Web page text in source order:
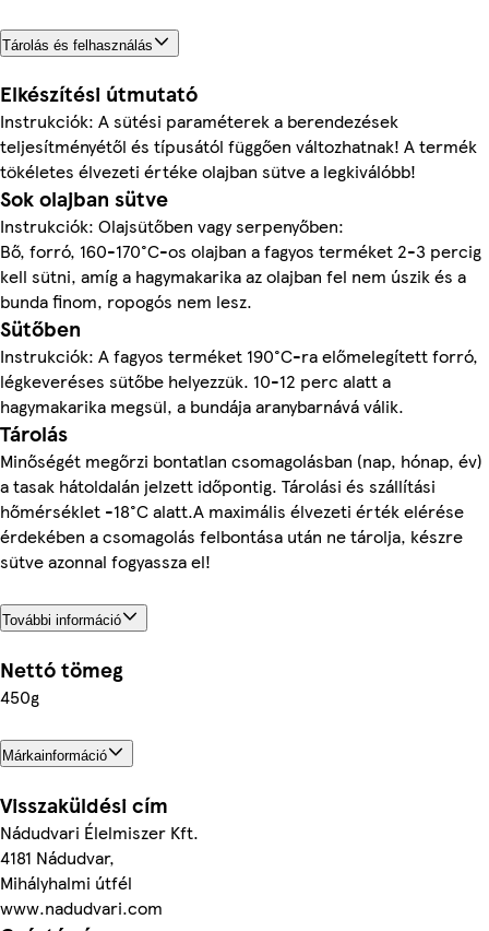
Tárolás és felhasználás
Elkészítési útmutató
Instrukciók: A sütési paraméterek a berendezések
teljesítményétől és típusától függően változhatnak! A termék
tökéletes élvezeti értéke olajban sütve a legkiválóbb!
Sok olajban sütve
Instrukciók: Olajsütőben vagy serpenyőben:
Bő, forró, 160-170°C-os olajban a fagyos terméket 2-3 percig
kell sütni, amíg a hagymakarika az olajban fel nem úszik és a
bunda finom, ropogós nem lesz.
Sütőben
Instrukciók: A fagyos terméket 190°C-ra előmelegített forró,
légkeveréses sütőbe helyezzük. 10-12 perc alatt a
hagymakarika megsül, a bundája aranybarnává válik.
Tárolás
Minőségét megőrzi bontatlan csomagolásban (nap, hónap, év)
a tasak hátoldalán jelzett időpontig. Tárolási és szállítási
hőmérséklet -18°C alatt.A maximális élvezeti érték elérése
érdekében a csomagolás felbontása után ne tárolja, készre
sütve azonnal fogyassza el!
További információ
Nettó tömeg
450g
Márkainformáció
Visszaküldési cím
Nádudvari Élelmiszer Kft.
4181 Nádudvar,
Mihályhalmi útfél
www.nadudvari.com